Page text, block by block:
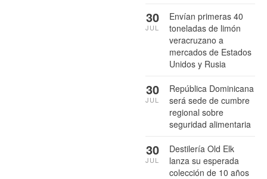
Envían primeras 40
toneladas de limón
veracruzano a
mercados de Estados
Unidos y Rusia
30
JUL
República Dominicana
será sede de cumbre
regional sobre
seguridad alimentaria
30
JUL
Destilería Old Elk
lanza su esperada
colección de 10 años
30
JUL